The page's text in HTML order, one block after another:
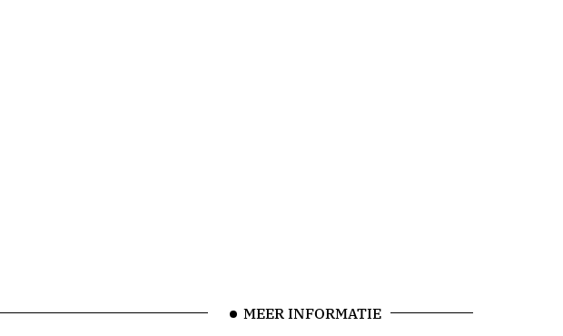
MEER INFORMATIE